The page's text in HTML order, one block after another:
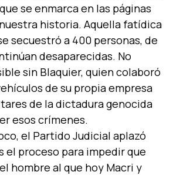
se enmarca en las páginas
historia. Aquella fatídica
secuestró a 400 personas, de
desaparecidas. No
sin Blaquier, quien colaboró
de su propia empresa
de la dictadura genocida
esos crímenes.
el Partido Judicial aplazó
el proceso para impedir que
hombre al que hoy Macri y